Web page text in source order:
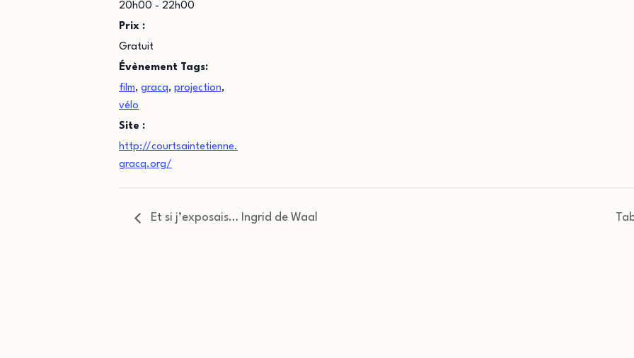
20h00 - 22h00
Prix :
Gratuit
Évènement Tags:
film, gracq, projection,
vélo
Site :
http://courtsaintetienne.
gracq.org/
Et si j’exposais… Ingrid de Waal